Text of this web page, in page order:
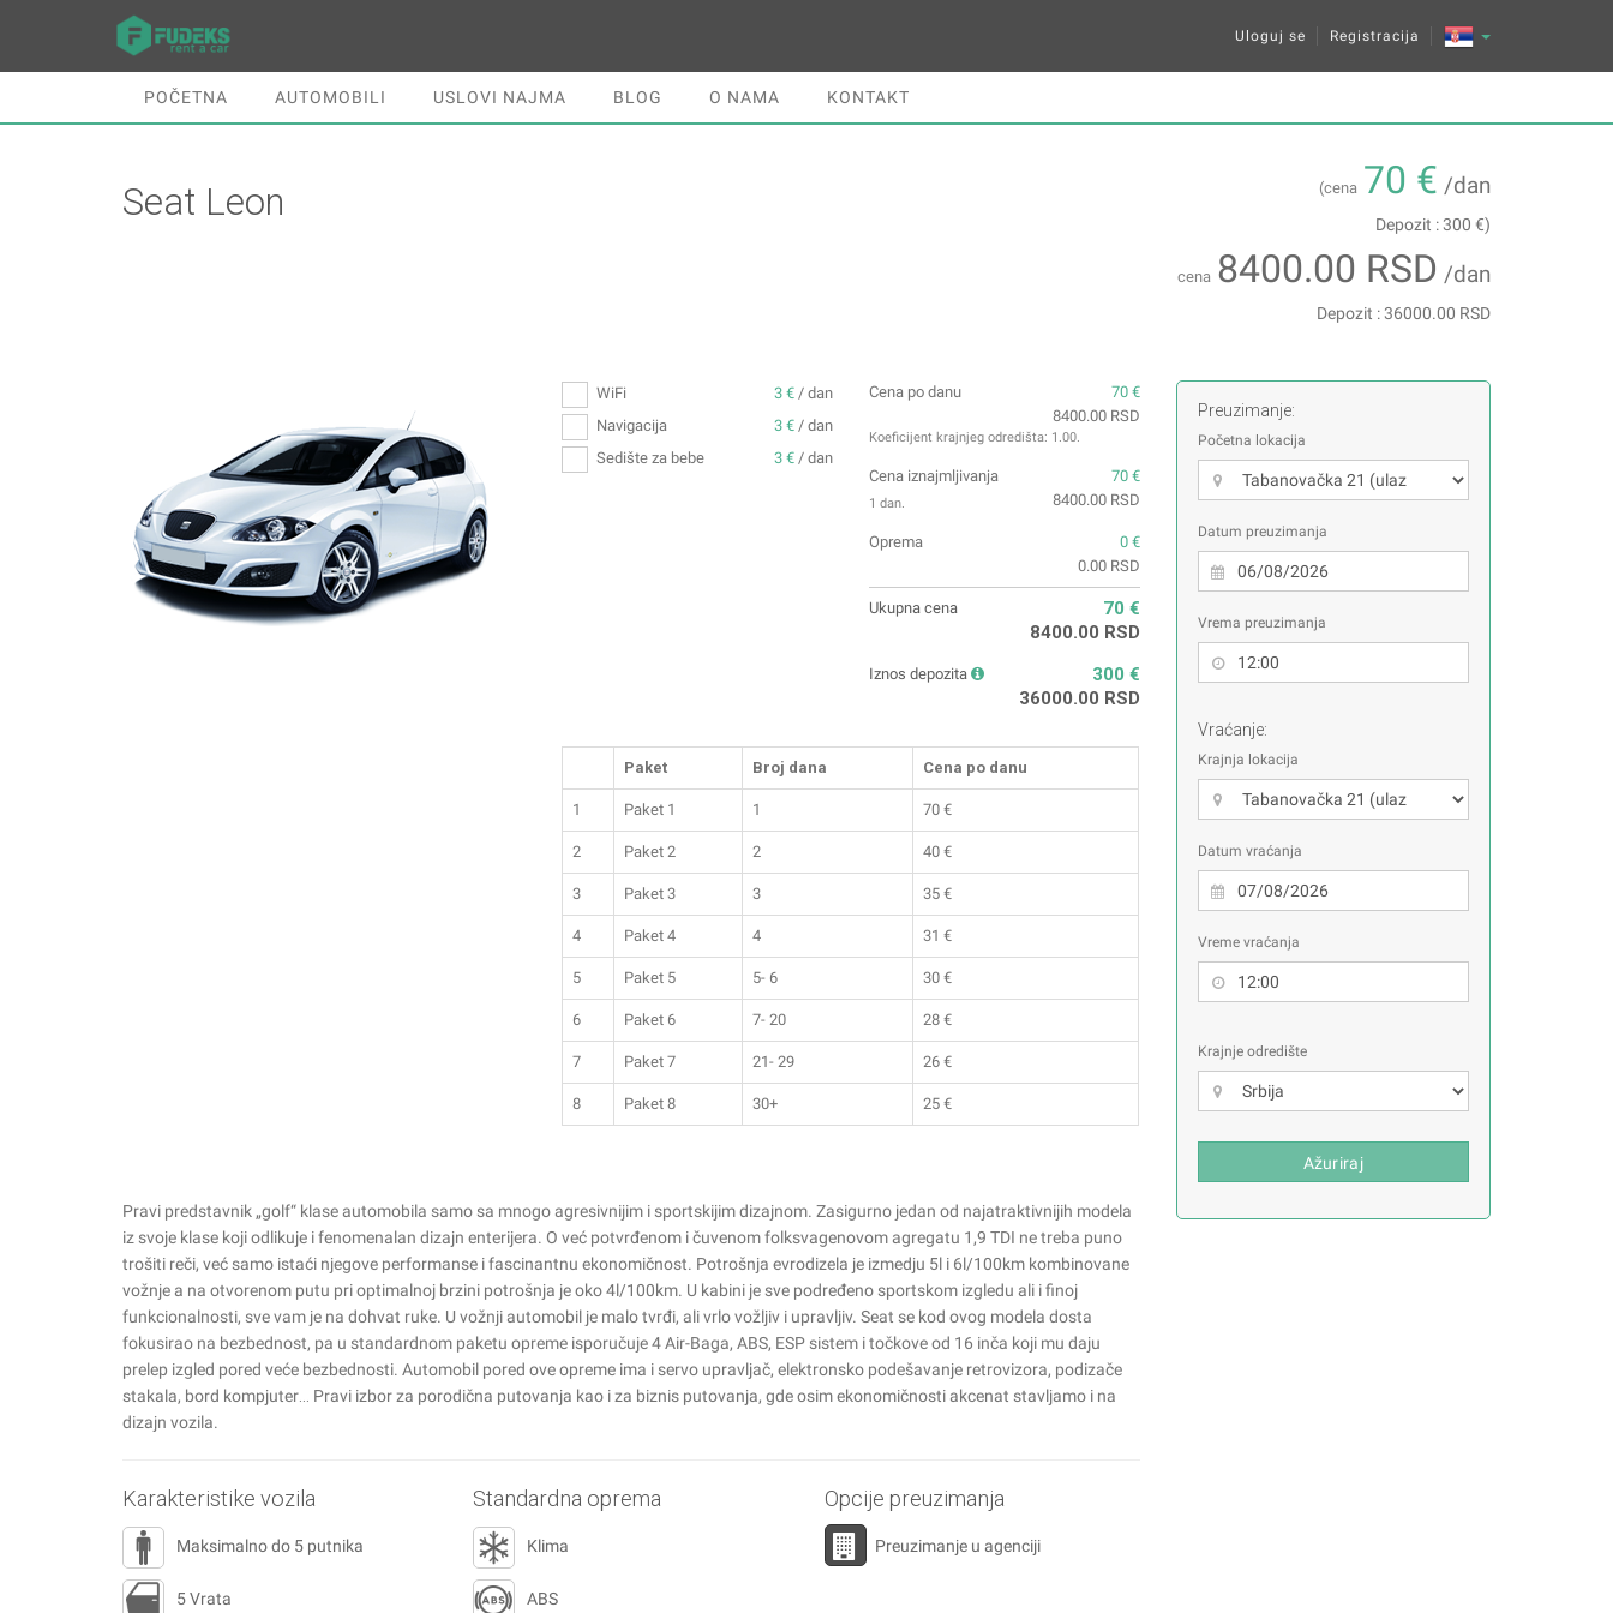
Uloguj se Registracija
POČETNA AUTOMOBILI USLOVI NAJMA BLOG O NAMA KONTAKT
Seat Leon (cena 70 € /dan
Depozit : 300 €)
cena 8400.00 RSD /dan
Depozit : 36000.00 RSD
WiFi 3 €/ dan
Navigacija
3 €/ dan
Sedište za bebe
3 €/ dan
Cena po danu
70 €
8400.00 RSD
Koeficijent krajnjeg odredišta: 1.00.
Cena iznajmljivanja
70 €
8400.00 RSD
1 dan.
Oprema
0 €
0.00 RSD
Ukupna cena
70 €
8400.00 RSD
Iznos depozita
300 €
36000.00 RSD
Paket Broj dana Cena po danu
1 Paket 1 1 70€
2 Paket 2 2 40€
3 Paket 3 3 35€
4 Paket 4 4 31 €
5 Paket 5 5- 6 30€
6 Paket 6 7- 20 28€
7 Paket 7 21- 29 26€
8 Paket 8 30+ 25€
Pravi predstavnik „golf“ klase automobila samo sa mnogo agresivnijim i sportskijim dizajnom. Zasigurno jedan od najatraktivnijih modela
iz svoje klase koji odlikuje i fenomenalan dizajn enterijera. O već potvrđenom i čuvenom folksvagenovom agregatu 1,9 TDI ne treba puno
trošiti reči, već samo istaći njegove performanse i fascinantnu ekonomičnost. Potrošnja evrodizela je izmedju 5l i 6l/100km kombinovane
vožnje a na otvorenom putu pri optimalnoj brzini potrošnja je oko 4l/100km. U kabini je sve podređeno sportskom izgledu ali i finoj
funkcionalnosti, sve vam je na dohvat ruke. U vožnji automobil je malo tvrđi, ali vrlo vožljiv i upravljiv. Seat se kod ovog modela dosta
fokusirao na bezbednost, pa u standardnom paketu opreme isporučuje 4 Air-Baga, ABS, ESP sistem i točkove od 16 inča koji mu daju
prelep izgled pored veće bezbednosti. Automobil pored ove opreme ima i servo upravljač, elektronsko podešavanje retrovizora, podizače
stakala, bord kompjuter… Pravi izbor za porodična putovanja kao i za biznis putovanja, gde osim ekonomičnosti akcenat stavljamo i na
dizajn vozila.
Karakteristike vozila
Maksimalno do 5 putnika
5 Vrata
Standardna oprema
Klima
ABS
Opcije preuzimanja
Preuzimanje u agenciji
Preuzimanje:
Početna lokacija
Datum preuzimanja
Vrema preuzimanja
Vraćanje:
Krajnja lokacija
Datum vraćanja
Vreme vraćanja
Krajnje odredište
Ažuriraj